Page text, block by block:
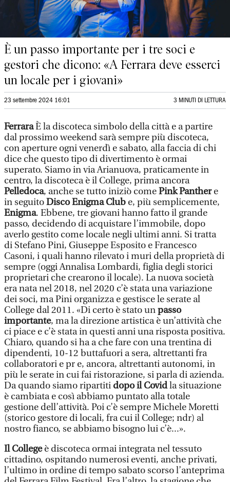
È un passo importante per i tre soci e
gestori che dicono: «A Ferrara deve esserci
un locale per i giovani»
23 settembre 2024 16:01 3 MINUTI DI LETTURA
FerraraÈ la discoteca simbolo della città e a partire
dal prossimo weekend sarà sempre più discoteca,
con aperture ogni venerdì e sabato, alla faccia di chi
dice che questo tipo di divertimento è ormai
superato. Siamo in via Arianuova, praticamente in
centro, la discoteca è il College, prima ancora
Pelledoca, anche se tutto iniziò comePink Panthere
in seguitoDisco Enigma Club e, più semplicemente,
Enigma. Ebbene, tre giovani hanno fatto il grande
passo, decidendo di acquistare l’immobile, dopo
averlo gestito come locale negli ultimi anni. Si tratta
di Stefano Pini, Giuseppe Esposito e Francesco
Casoni, i quali hanno rilevato i muri della proprietà di
sempre (oggi Annalisa Lombardi, figlia degli storici
proprietari che crearono il locale). La nuova società
era nata nel 2018, nel 2020 c’è stata una variazione
dei soci, ma Pini organizza e gestisce le serate al
College dal 2011. «Di certo è stato unpasso
importante, ma la direzione artistica è un’attività che
ci piace e c’è stata in questi anni una risposta positiva.
Chiaro, quando si ha a che fare con una trentina di
dipendenti, 10-12 buttafuori a sera, altrettanti fra
collaboratori e pr e, ancora, altrettanti autonomi, in
più le serate in cui fai ristorazione, si parla di azienda.
Da quando siamo ripartiti dopo il Covidla situazione
è cambiata e così abbiamo puntato alla totale
gestione dell’attività. Poi c’è sempre Michele Moretti
(storico gestore di locali, fra cui il College; ndr) al
nostro fianco, se abbiamo bisogno lui c’è...».
Il Collegeè discoteca ormai integrata nel tessuto
cittadino, ospitando numerosi eventi, anche privati,
l’ultimo in ordine di tempo sabato scorso l’anteprima